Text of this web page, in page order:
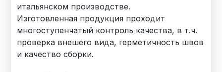
итальянском производстве.
Изготовленная продукция проходит
многоступенчатый контроль качества, в т.ч.
проверка внешего вида, герметичность швов
и качество сборки.